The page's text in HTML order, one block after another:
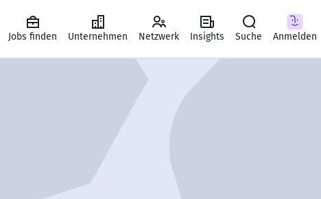
Jobs finden Unternehmen Netzwerk Insights Suche Anmelden